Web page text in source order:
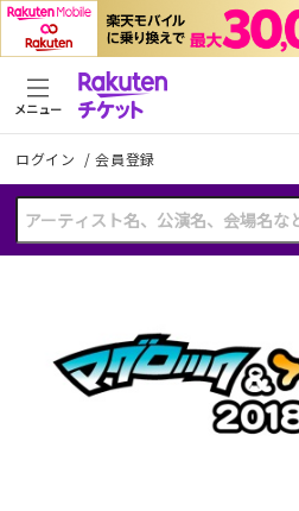
ログイン /会員登録
メニュー